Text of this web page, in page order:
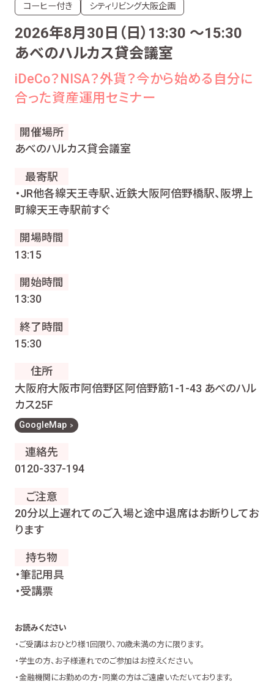
コーヒー付き
シティリビング大阪企画
2026年8月30日（日）13:30 〜15:30
あべのハルカス貸会議室
iDeCo？NISA？外貨？今から始める自分に
合った資産運用セミナー
開催場所
あべのハルカス貸会議室
最寄駅
・JR他各線天王寺駅、近鉄大阪阿倍野橋駅、阪堺上
町線天王寺駅前すぐ
開場時間
13:15
開始時間
13:30
終了時間
15:30
住所
大阪府大阪市阿倍野区阿倍野筋1-1-43 あべのハル
カス25F
GoogleMap
連絡先
0120-337-194
ご注意
20分以上遅れてのご入場と途中退席はお断りしてお
ります
持ち物
・筆記用具
・受講票
お読みください
・ご受講はおひとり様1回限り、70歳未満の方に限ります。
・学生の方、お子様連れでのご参加はお控えください。
・金融機関にお勤めの方・同業の方はご遠慮いただいております。